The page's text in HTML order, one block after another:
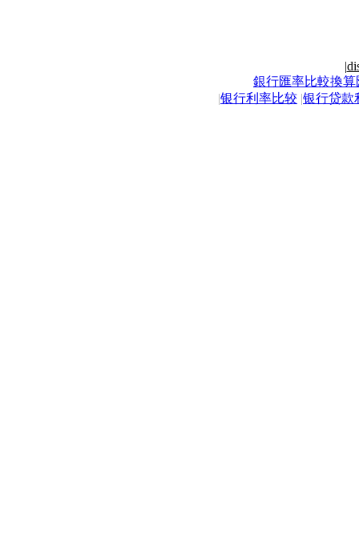
|
銀行匯率比較換算
|银行利率比较 |银行贷款